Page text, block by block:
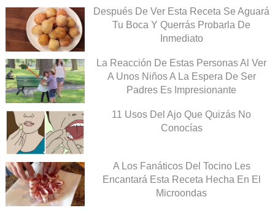
Después De Ver Esta Receta Se Aguará
Tu Boca Y Querrás Probarla De
Inmediato
La Reacción De Estas Personas Al Ver
A Unos Niños A La Espera De Ser
Padres Es Impresionante
11 Usos Del Ajo Que Quizás No
Conocías
A Los Fanáticos Del Tocino Les
Encantará Esta Receta Hecha En El
Microondas